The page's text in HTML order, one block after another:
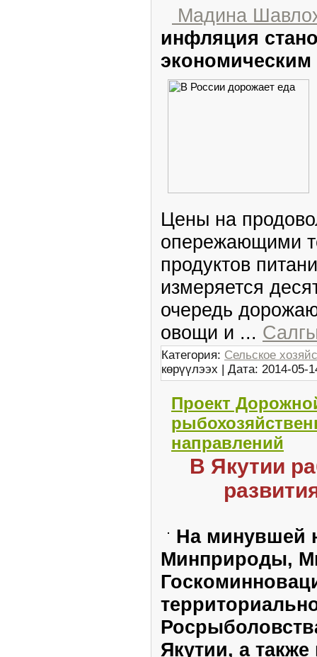
Мадина
инфляция
Цены на
опережающими
продуктов
измеряется
очередь
овощи и ...
Категория: Сельское
көрүүлээх | Дата: 2014-05-
Проект
направлений
В Якутии
На минувшей
Минприроды,
Якутии, а